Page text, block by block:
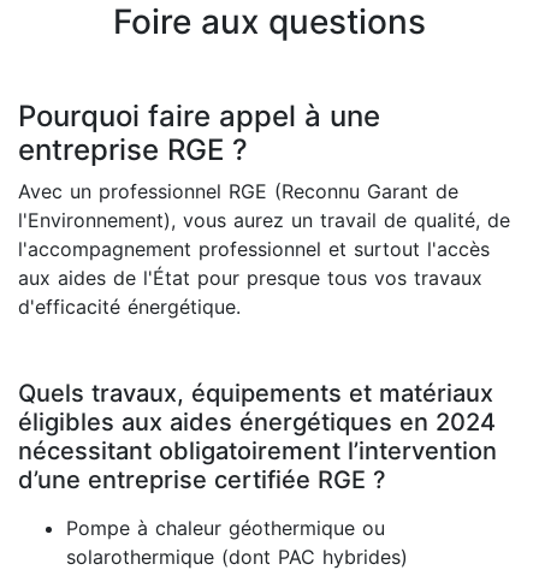
Foire aux questions
Pourquoi faire appel à une
entreprise RGE ?
Avec un professionnel RGE (Reconnu Garant de
l'Environnement), vous aurez un travail de qualité, de
l'accompagnement professionnel et surtout l'accès
aux aides de l'État pour presque tous vos travaux
d'efficacité énergétique.
Quels travaux, équipements et matériaux
éligibles aux aides énergétiques en 2024
nécessitant obligatoirement l’intervention
d’une entreprise certifiée RGE ?
Pompe à chaleur géothermique ou
solarothermique (dont PAC hybrides)